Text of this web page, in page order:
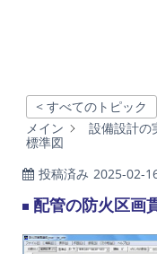
< すべてのトピック
メイン
設備設計の
標準図
投稿済み 2025-02-
配管の防火区画